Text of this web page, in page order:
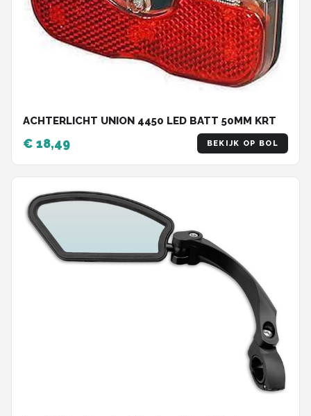
ACHTERLICHT UNION 4450 LED BATT 50MM KRT
€ 18,49 BEKIJK OP BOL